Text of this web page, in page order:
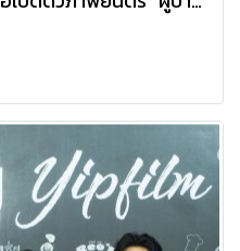
พิธีแต่งงานของสาว